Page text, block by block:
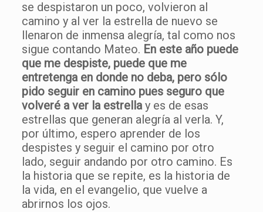
se despistaron un poco, volvieron al
camino y al ver la estrella de nuevo se
llenaron de inmensa alegría, tal como nos
sigue contando Mateo. En este año puede
que me despiste, puede que me
entretenga en donde no deba, pero sólo
pido seguir en camino pues seguro que
volveré a ver la estrellay es de esas
estrellas que generan alegría al verla. Y,
por último, espero aprender de los
despistes y seguir el camino por otro
lado, seguir andando por otro camino. Es
la historia que se repite, es la historia de
la vida, en el evangelio, que vuelve a
abrirnos los ojos.